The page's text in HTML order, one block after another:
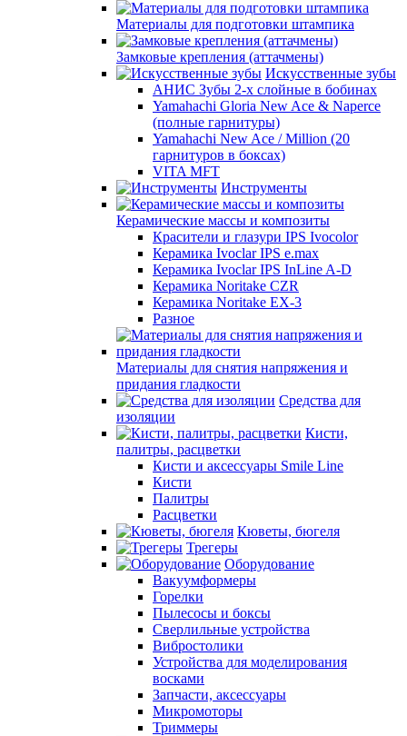
Материалы для подготовки штампика
Замковые крепления (аттачмены)
Искусственные зубы
АНИС Зубы 2-х слойные в бобинах
Yamahachi Gloria New Ace & Naperce
(полные гарнитуры)
Yamahachi New Ace / Million (20
гарнитуров в боксах)
VITA MFT
Инструменты
Керамические массы и композиты
Красители и глазури IPS Ivocolor
Керамика Ivoclar IPS e.max
Керамика Ivoclar IPS InLine A-D
Керамика Noritake CZR
Керамика Noritake EX-3
Разное
Материалы для снятия напряжения и
придания гладкости
Средства для
изоляции
Кисти,
палитры, расцветки
Кисти и аксессуары Smile Line
Кисти
Палитры
Расцветки
Кюветы, бюгеля
Трегеры
Оборудование
Вакуумформеры
Горелки
Пылесосы и боксы
Сверлильные устройства
Вибростолики
Устройства для моделирования
восками
Запчасти, аксессуары
Микромоторы
Триммеры